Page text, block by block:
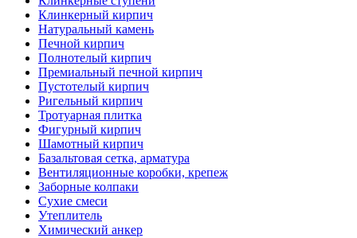
Клинкерный кирпич
Натуральный камень
Печной кирпич
Полнотелый кирпич
Премиальный печной кирпич
Пустотелый кирпич
Ригельный кирпич
Тротуарная плитка
Фигурный кирпич
Шамотный кирпич
Базальтовая сетка, арматура
Вентиляционные коробки, крепеж
Заборные колпаки
Сухие смеси
Утеплитель
Химический анкер